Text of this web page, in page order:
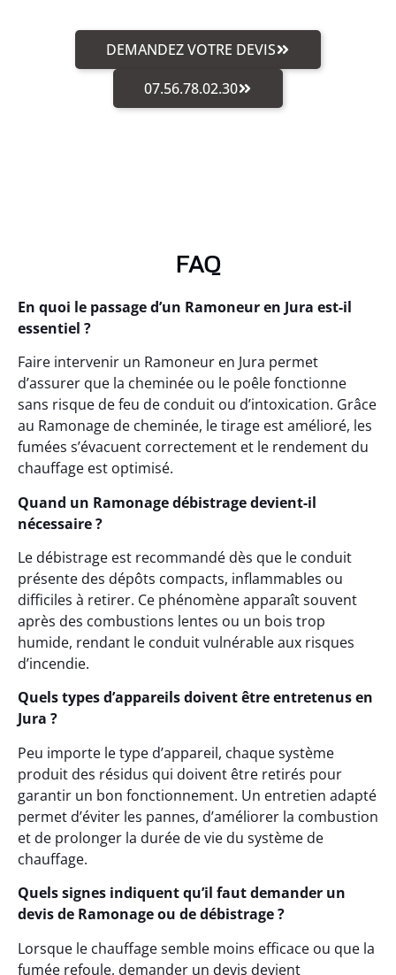
DEMANDEZ VOTRE DEVIS
07.56.78.02.30
FAQ
En quoi le passage d’un Ramoneur en Jura est-il
essentiel ?
Faire intervenir un Ramoneur en Jura permet
d’assurer que la cheminée ou le poêle fonctionne
sans risque de feu de conduit ou d’intoxication. Grâce
au Ramonage de cheminée, le tirage est amélioré, les
fumées s’évacuent correctement et le rendement du
chauffage est optimisé.
Quand un Ramonage débistrage devient-il
nécessaire ?
Le débistrage est recommandé dès que le conduit
présente des dépôts compacts, inflammables ou
difficiles à retirer. Ce phénomène apparaît souvent
après des combustions lentes ou un bois trop
humide, rendant le conduit vulnérable aux risques
d’incendie.
Quels types d’appareils doivent être entretenus en
Jura ?
Peu importe le type d’appareil, chaque système
produit des résidus qui doivent être retirés pour
garantir un bon fonctionnement. Un entretien adapté
permet d’éviter les pannes, d’améliorer la combustion
et de prolonger la durée de vie du système de
chauffage.
Quels signes indiquent qu’il faut demander un
devis de Ramonage ou de débistrage ?
Lorsque le chauffage semble moins efficace ou que la
fumée refoule, demander un devis devient